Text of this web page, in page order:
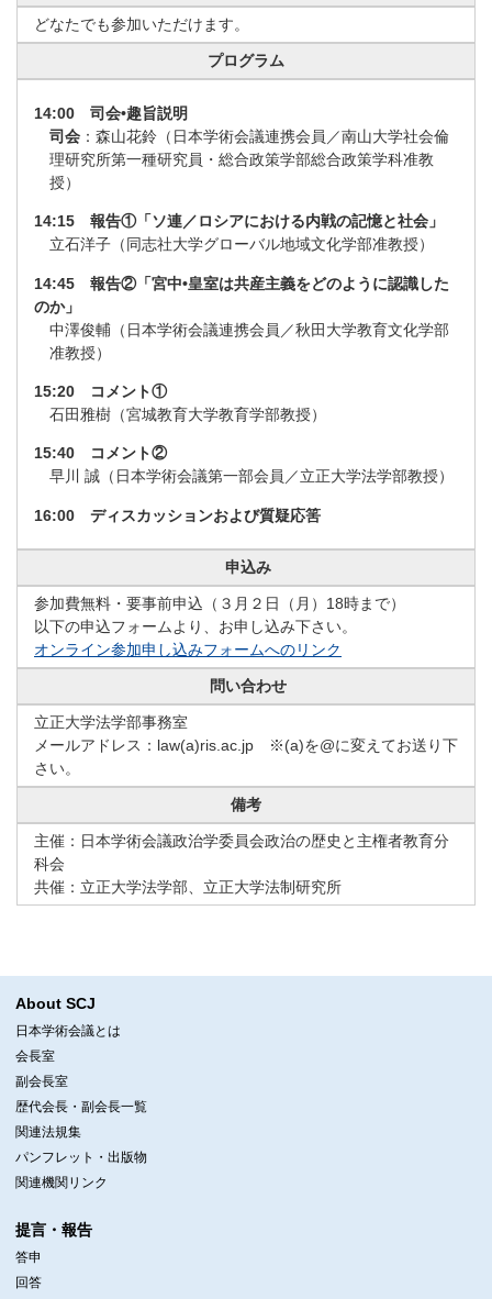
どなたでも参加いただけます。
プログラム
14:00 司会•趣旨説明
司会 ：森山花鈴（日本学術会議連携会員／南山大学社会倫
理研究所第一種研究員・総合政策学部総合政策学科准教
授）
14:15 報告①「ソ連／ロシアにおける内戦の記憶と社会」
立石洋子（同志社大学グローバル地域文化学部准教授）
14:45 報告②「宮中•皇室は共産主義をどのように認識した
のか」
中澤俊輔（日本学術会議連携会員／秋田大学教育文化学部
准教授）
15:20 コメント①
石田雅樹（宮城教育大学教育学部教授）
15:40 コメント②
早川 誠（日本学術会議第一部会員／立正大学法学部教授）
16:00 ディスカッションおよび質疑応筈
申込み
参加費無料・要事前申込（３月２日（月）18時まで）
以下の申込フォームより、お申し込み下さい。
オンライン参加申し込みフォームへのリンク
問い合わせ
立正大学法学部事務室
メールアドレス：law(a)ris.ac.jp ※(a)を@に変えてお送り下
さい。
備考
主催：日本学術会議政治学委員会政治の歴史と主権者教育分
科会
共催：立正大学法学部、立正大学法制研究所
About SCJ
日本学術会議とは
会長室
副会長室
歴代会長・副会長一覧
関連法規集
パンフレット・出版物
関連機関リンク
提言・報告
答申
回答